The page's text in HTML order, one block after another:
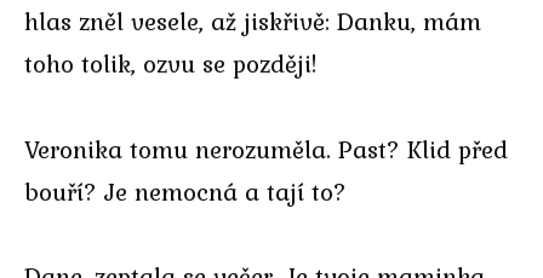
hlas zněl vesele, až jiskřivě: Danku, mám
toho tolik, ozvu se později!
Veronika tomu nerozuměla. Past? Klid před
bouří? Je nemocná a tají to?